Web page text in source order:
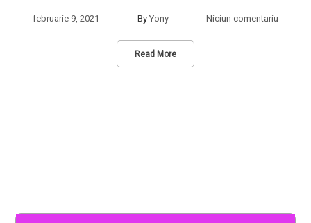
februarie 9, 2021 By Yony Niciun comentariu
Read More